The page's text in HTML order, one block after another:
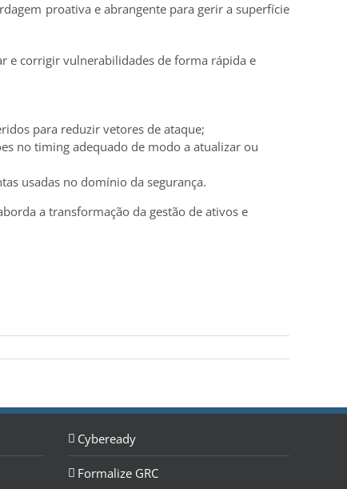
proativa e abrangente para gerir a superfície
e corrigir vulnerabilidades de forma rápida e
para reduzir vetores de ataque;
no timing adequado de modo a atualizar ou
usadas no domínio da segurança.
a transformação da gestão de ativos e
Cybeready
Formalize GRC